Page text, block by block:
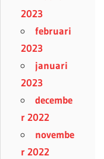
2023
februari
2023
januari
2023
decembe
r 2022
novembe
r 2022